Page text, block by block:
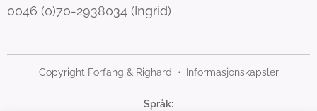
0046 (0)70-2938034 (Ingrid)
Copyright Forfang & Righard Informasjonskapsler
Språk